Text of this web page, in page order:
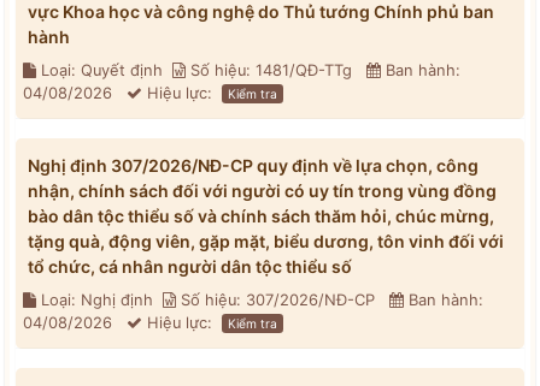
vực Khoa học và công nghệ do Thủ tướng Chính phủ ban
hành
Loại: Quyết định Số hiệu: 1481/QĐ-TTg
Ban hành:
04/08/2026
Hiệu lực: Kiểm tra
Nghị định 307/2026/NĐ-CP quy định về lựa chọn, công
nhận, chính sách đối với người có uy tín trong vùng đồng
bào dân tộc thiểu số và chính sách thăm hỏi, chúc mừng,
tặng quà, động viên, gặp mặt, biểu dương, tôn vinh đối với
tổ chức, cá nhân người dân tộc thiểu số
Loại: Nghị định Số hiệu: 307/2026/NĐ-CP
Ban hành:
04/08/2026
Hiệu lực: Kiểm tra